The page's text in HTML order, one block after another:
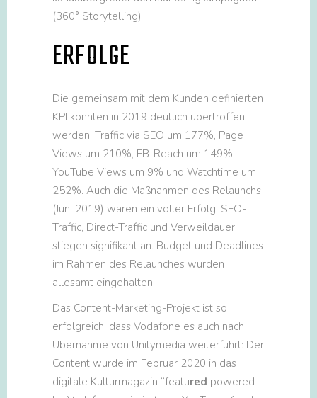
(360° Storytelling)
ERFOLGE
Die gemeinsam mit dem Kunden definierten
KPI konnten in 2019 deutlich übertroffen
werden: Traffic via SEO um 177%, Page
Views um 210%, FB-Reach um 149%,
YouTube Views um 9% und Watchtime um
252%. Auch die Maßnahmen des Relaunchs
(Juni 2019) waren ein voller Erfolg: SEO-
Traffic, Direct-Traffic und Verweildauer
stiegen signifikant an. Budget und Deadlines
im Rahmen des Relaunches wurden
allesamt eingehalten.
Das Content-Marketing-Projekt ist so
erfolgreich, dass Vodafone es auch nach
Übernahme von Unitymedia weiterführt: Der
Content wurde im Februar 2020 in das
digitale Kulturmagazin “featured powered